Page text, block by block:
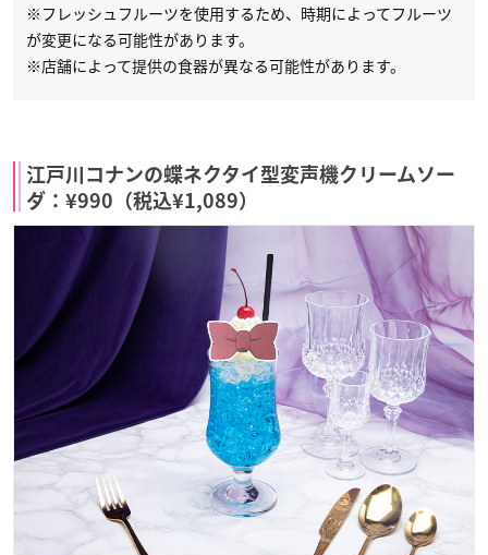
※フレッシュフルーツを使用するため、時期によってフルーツ
が変更になる可能性があります。
※店舗によって提供の食器が異なる可能性があります。
江戸川コナンの蝶ネクタイ型変声機クリームソー
ダ：¥990（税込¥1,089）